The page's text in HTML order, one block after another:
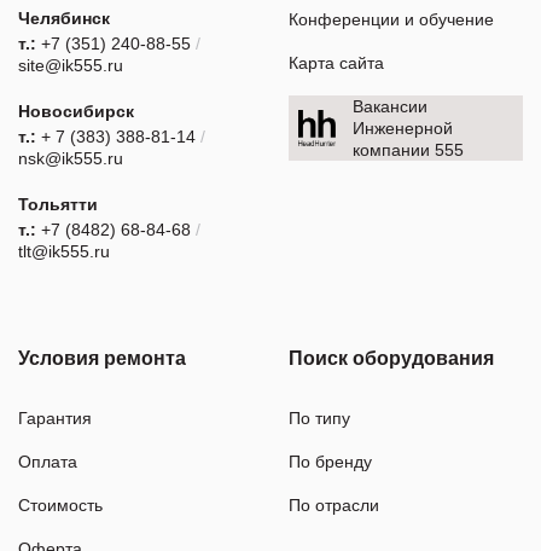
Челябинск
т.: +7 (351) 240-88-55 /
site@ik555.ru
Новосибирск
т.: + 7 (383) 388-81-14 /
nsk@ik555.ru
Тольятти
т.: +7 (8482) 68-84-68 /
tlt@ik555.ru
Конференции и обучение
Карта сайта
Вакансии
Инженерной
компании 555
Условия ремонта
Гарантия
Оплата
Стоимость
Поиск оборудования
По типу
По бренду
По отрасли